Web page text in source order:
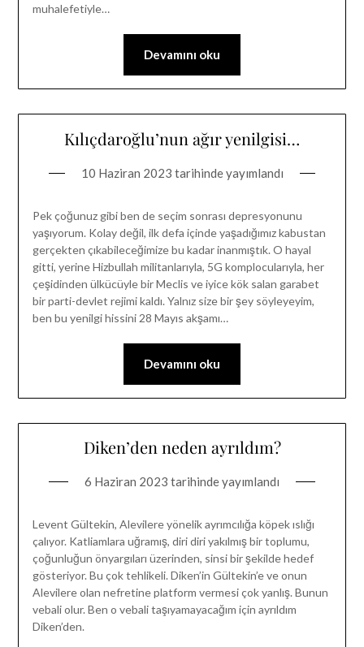
muhalefetiyle…
Devamını oku
Kılıçdaroğlu’nun ağır yenilgisi…
10 Haziran 2023 tarihinde yayımlandı
Pek çoğunuz gibi ben de seçim sonrası depresyonunu
yaşıyorum. Kolay değil, ilk defa içinde yaşadığımız kabustan
gerçekten çıkabileceğimize bu kadar inanmıştık. O hayal
gitti, yerine Hizbullah militanlarıyla, 5G komplocularıyla, her
çeşidinden ülkücüyle bir Meclis ve iyice kök salan garabet
bir parti-devlet rejimi kaldı. Yalnız size bir şey söyleyeyim,
ben bu yenilgi hissini 28 Mayıs akşamı…
Devamını oku
Diken’den neden ayrıldım?
6 Haziran 2023 tarihinde yayımlandı
Levent Gültekin, Alevilere yönelik ayrımcılığa köpek ıslığı
çalıyor. Katliamlara uğramış, diri diri yakılmış bir toplumu,
çoğunluğun önyargıları üzerinden, sinsi bir şekilde hedef
gösteriyor. Bu çok tehlikeli. Diken’in Gültekin’e ve onun
Alevilere olan nefretine platform vermesi çok yanlış. Bunun
vebali olur. Ben o vebali taşıyamayacağım için ayrıldım
Diken’den.